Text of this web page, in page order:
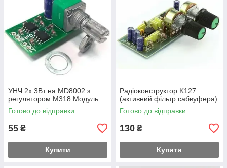
УНЧ 2х 3Вт на MD8002 з
регулятором M318 Модуль
Готово до відправки
55 ₴
Купити
Радіоконструктор K127
(активний фільтр сабвуфера)
Готово до відправки
130 ₴
Купити